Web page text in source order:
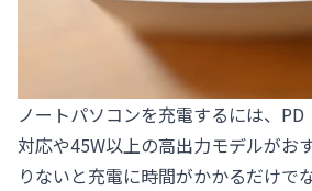
ノートパソコンを充電するには、PD
対応や45W以上の高出力モデルがお
りないと充電に時間がかかるだけで